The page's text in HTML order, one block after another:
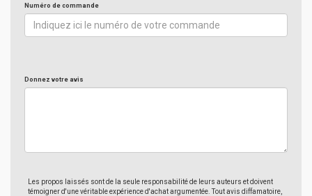
Numéro de commande
Donnez votre avis
Les propos laissés sont de la seule responsabilité de leurs auteurs et doivent
témoigner d'une véritable expérience d'achat argumentée. Tout avis diffamatoire,